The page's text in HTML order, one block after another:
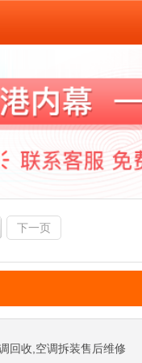
下一页
回收,空调拆装售后维修